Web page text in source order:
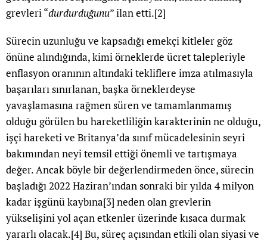
grevleri “durdurduğunu” ilan etti.[2]
Sürecin uzunluğu ve kapsadığı emekçi kitleler göz
önüne alındığında, kimi örneklerde ücret talepleriyle
enflasyon oranının altındaki tekliflere imza atılmasıyla
başarıları sınırlanan, başka örneklerdeyse
yavaşlamasına rağmen süren ve tamamlanmamış
olduğu görülen bu hareketliliğin karakterinin ne olduğu,
işçi hareketi ve Britanya’da sınıf mücadelesinin seyri
bakımından neyi temsil ettiği önemli ve tartışmaya
değer. Ancak böyle bir değerlendirmeden önce, sürecin
başladığı 2022 Haziran’ından sonraki bir yılda 4 milyon
kadar işgünü kaybına[3] neden olan grevlerin
yükselişini yol açan etkenler üzerinde kısaca durmak
yararlı olacak.[4] Bu, süreç açısından etkili olan siyasi ve